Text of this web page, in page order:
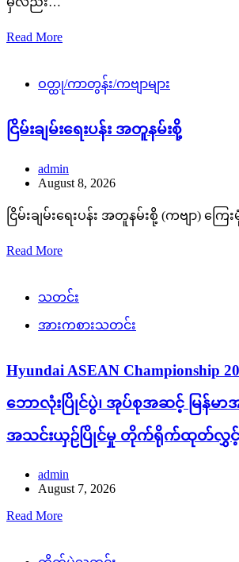
Read More
ဝတ္ထု/ကာတွန်း/ကဗျာများ
ငြိမ်းချမ်းရေးပန်း အတူနမ်းစို့
admin
August 8, 2026
ငြိမ်းချမ်းရေးပန်း အတူနမ်းစို့ (ကဗျာ) ကြ
Read More
သတင်း
အားကစားသတင်း
Hyundai ASEAN Championship
ဘောလုံးပြိုင်ပွဲ၊ အုပ်စုအဆင့် မြန်မာ
အသင်းယှဉ်ပြိုင်မှု တိုက်ရိုက်ထုတ်လွှ
admin
August 7, 2026
Read More